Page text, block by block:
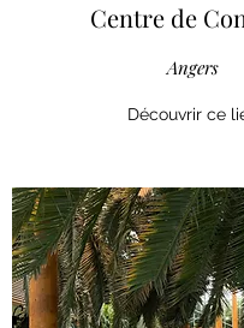
Centre de
Angers
Découvrir ce